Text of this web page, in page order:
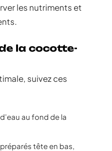
les nutriments et
la cocotte-
suivez ces
au fond de la
tête en bas,